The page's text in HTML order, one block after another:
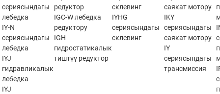
сериясындагы
лебедка
IY-N
сериясындагы
лебедка
IYJ
гидравликалык
лебедка
IYJ
редуктор
IGC-W лебедка
редуктору
IGH
гидростатикалык
тиштүү редуктор
склевинг
IYHG
сериясындагы
склевинг
саякат мотору
IKY
сериясындагы
саякат мотору
IY
сериясындагы
трансмиссия